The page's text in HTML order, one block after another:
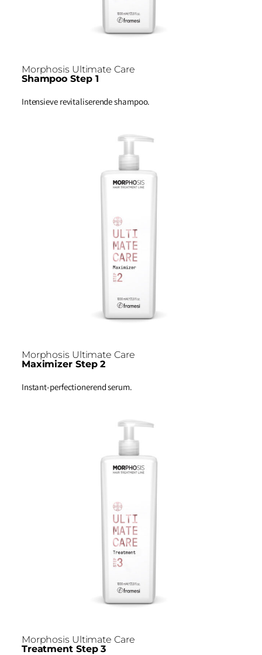
Morphosis Ultimate Care
Shampoo Step 1
Intensieve revitaliserende shampoo.
Morphosis Ultimate Care
Maximizer Step 2
Instant-perfectionerend serum.
Morphosis Ultimate Care
Treatment Step 3